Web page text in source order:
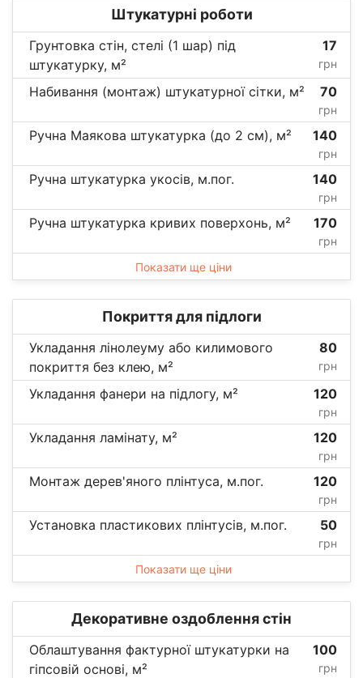
Штукатурні роботи
Грунтовка стін, стелі (1 шар) під
штукатурку, м²
17
грн
Набивання (монтаж) штукатурної сітки, м² 70
грн
Ручна Маякова штукатурка (до 2 см), м² 140
грн
Ручна штукатурка укосів, м.пог. 140
грн
Ручна штукатурка кривих поверхонь, м² 170
грн
Показати ще ціни
Покриття для підлоги
Укладання лінолеуму або килимового
покриття без клею, м²
80
грн
Укладання фанери на підлогу, м² 120
грн
Укладання ламінату, м² 120
грн
Монтаж дерев'яного плінтуса, м.пог. 120
грн
Установка пластикових плінтусів, м.пог. 50
грн
Показати ще ціни
Декоративне оздоблення стін
Облаштування фактурної штукатурки на
гіпсовій основі, м²
100
грн